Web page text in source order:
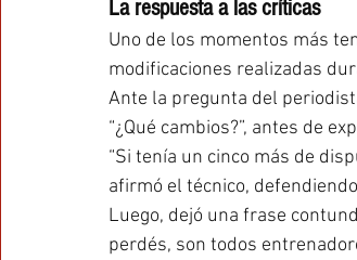
La respuesta a las críticas
Uno de los momentos más
modificaciones realizadas
Ante la pregunta del
“¿Qué cambios?”, antes de
“Si tenía un cinco más de
afirmó el técnico,
Luego, dejó una frase
perdés, son todos